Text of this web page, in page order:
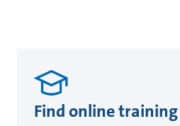
Find online training